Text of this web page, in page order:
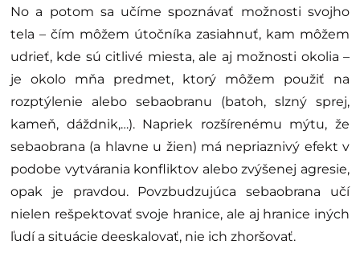
No a potom sa učíme spoznávať možnosti svojho
tela – čím môžem útočníka zasiahnuť, kam môžem
udrieť, kde sú citlivé miesta, ale aj možnosti okolia –
je okolo mňa predmet, ktorý môžem použiť na
rozptýlenie alebo sebaobranu (batoh, slzný sprej,
kameň, dáždnik,…). Napriek rozšírenému mýtu, že
sebaobrana (a hlavne u žien) má nepriaznivý efekt v
podobe vytvárania konfliktov alebo zvýšenej agresie,
opak je pravdou. Povzbudzujúca sebaobrana učí
nielen rešpektovať svoje hranice, ale aj hranice iných
ľudí a situácie deeskalovať, nie ich zhoršovať.